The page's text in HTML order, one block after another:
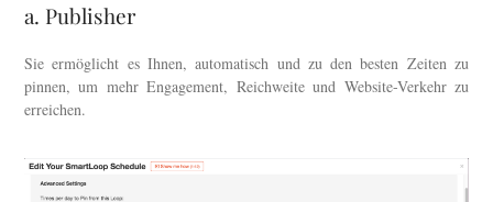
a. Publisher
Sie ermöglicht es Ihnen, automatisch und zu den besten Zeiten zu
pinnen, um mehr Engagement, Reichweite und Website-Verkehr zu
erreichen.